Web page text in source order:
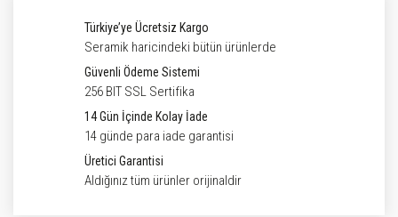
Türkiye’ye Ücretsiz Kargo
Seramik haricindeki bütün ürünlerde
Güvenli Ödeme Sistemi
256 BIT SSL Sertifika
14 Gün İçinde Kolay İade
14 günde para iade garantisi
Üretici Garantisi
Aldığınız tüm ürünler orijinaldir